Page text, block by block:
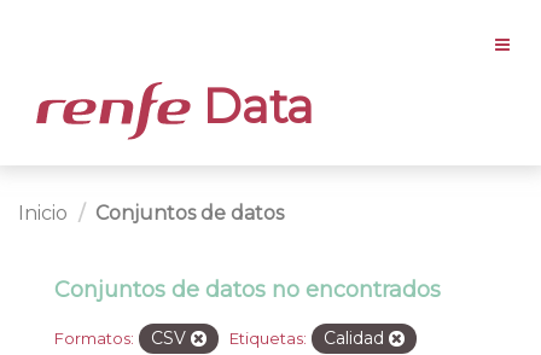
Data
Inicio Conjuntos de datos
Conjuntos de datos no encontrados
Formatos: CSV Etiquetas:
Calidad